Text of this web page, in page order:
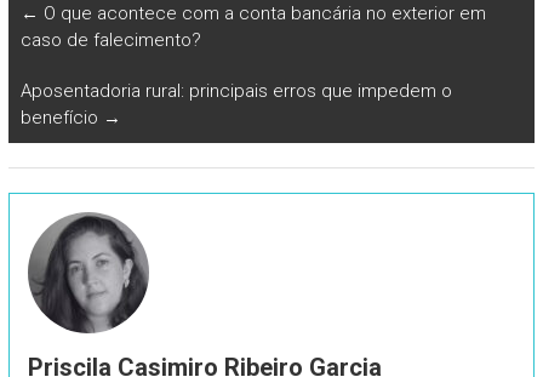
← O que acontece com a conta bancária no exterior em
caso de falecimento?
Aposentadoria rural: principais erros que impedem o
benefício →
Priscila Casimiro Ribeiro Garcia